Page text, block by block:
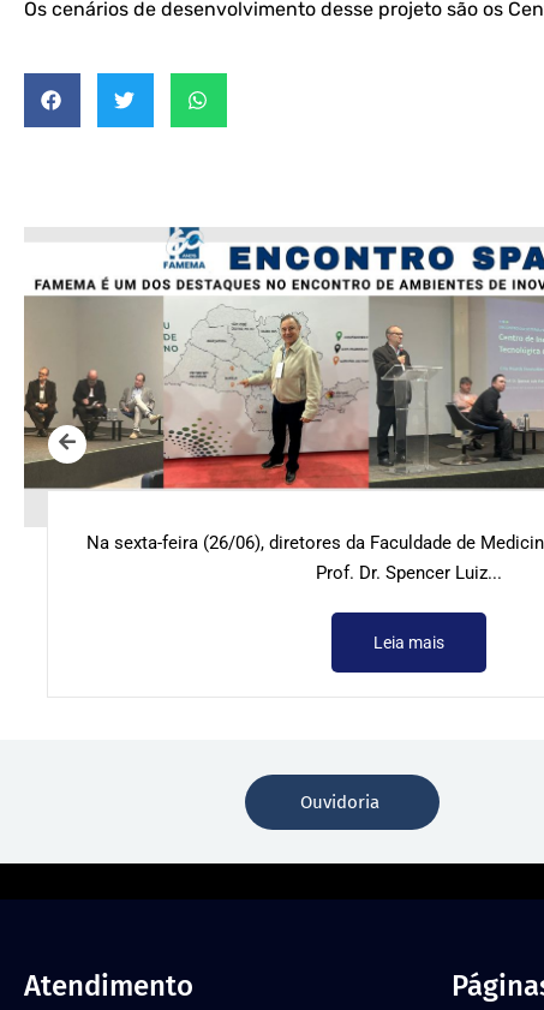
Os cenários de desenvolvimento desse projeto são os
Na sexta-feira (26/06), diretores da Faculdade de
Prof. Dr. Spencer Luiz...
Leia mais
Ouvidoria
Atendimento